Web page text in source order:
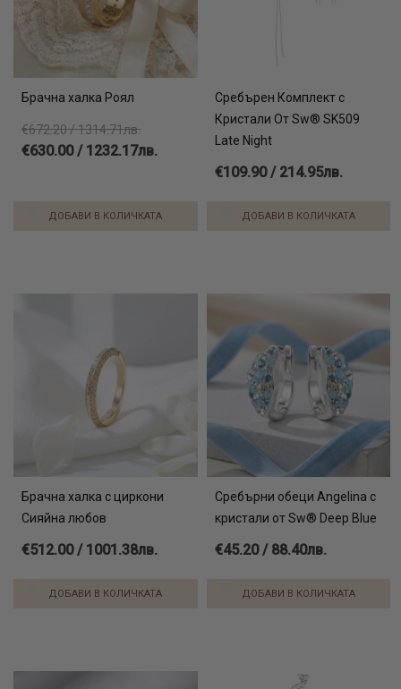
Брачна халка Роял
€672.20 / 1314.71лв.
€630.00 / 1232.17лв.
ДОБАВИ В КОЛИЧКАТА
Сребърен Комплект с
Кристали От Sw® SK509
Late Night
€109.90 / 214.95лв.
ДОБАВИ В КОЛИЧКАТА
Брачна халка с циркони
Сияйна любов
€512.00 / 1001.38лв.
ДОБАВИ В КОЛИЧКАТА
Сребърни обеци Angelina с
кристали от Sw® Deep Blue
€45.20 / 88.40лв.
ДОБАВИ В КОЛИЧКАТА